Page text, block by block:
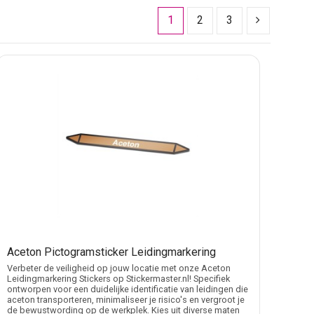
sticker met alleen een algemene aanduiding is dan
medium door de leiding loopt.
leidingen met luchttoepassingen is de categorie
controle, schoonmaak, uitbreiding of
media onder één algemene aanduiding vallen.
aardolie, aceton, alcohol, benzeen, benzine,
waarbij de benaming breder of installatiegericht is,
1 2 3
Aceton Pictogramsticker Leidingmarkering
Verbeter de veiligheid op jouw locatie met onze Aceton
Leidingmarkering Stickers op Stickermaster.nl! Specifiek
ontworpen voor een duidelijke identificatie van leidingen die
aceton transporteren, minimaliseer je risico's en vergroot je
de bewustwording op de werkplek. Kies uit diverse maten